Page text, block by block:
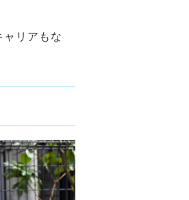
リアもな